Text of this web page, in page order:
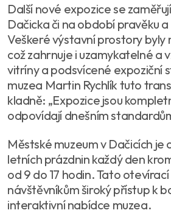
Další nové expozice se
Dačicka či na období pravěku
Veškeré výstavní prostory byly
což zahrnuje i uzamykatelné a
vitríny a podsvícené expoziční
muzea Martin Rychlík tuto
kladně: „Expozice jsou
odpovídají dnešním
Městské muzeum v Dačicích
letních prázdnin každý den
od 9 do 17 hodin. Tato
návštěvníkům široký přístup k
interaktivní nabídce muzea.